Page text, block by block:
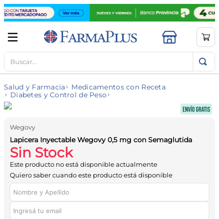
Buscar...
Salud y Farmacia
Medicamentos con Receta
Diabetes y Control de Peso
Wegovy
Lapicera Inyectable Wegovy 0,5 mg con Semaglutida
Sin Stock
Este producto no está disponible actualmente
Quiero saber cuando este producto está disponible
TÉRMINOS MÁS BUSCADOS
1.
mela b3
2.
cerave limpieza
3
4.
loreal
5.
shampoo
6.
proteina
7.
ibuprofeno
.
contorno ojos
.
magnesio